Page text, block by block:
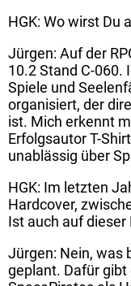
HGK: Wo wirst Du
Jürgen: Auf der
10.2 Stand C-060.
Spiele und
organisiert, der
ist. Mich erkennt
Erfolgsautor T-
unablässig über
HGK: Im letzten
Hardcover,
Ist auch auf dieser
Jürgen: Nein, was
geplant. Dafür gibt